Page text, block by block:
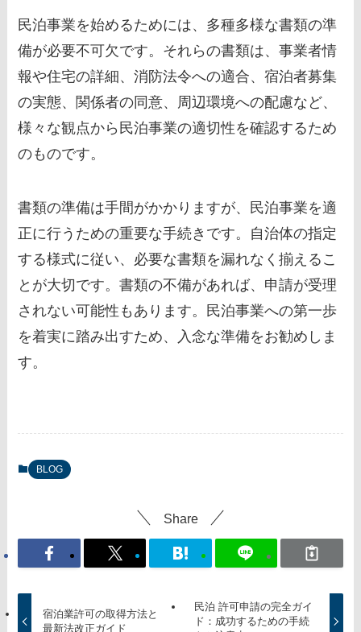
民泊事業を始めるためには、多種多様な書類の準
備が必要不可欠です。それらの書類は、事業者情
報や住宅の詳細、消防法令への適合、宿泊者募集
の実態、関係者の同意、周辺環境への配慮など、
様々な観点から民泊事業の適切性を確認するため
のものです。
書類の準備は手間がかかりますが、民泊事業を適
正に行うための重要な手続きです。自治体の指定
する様式に従い、必要な書類を漏れなく揃えるこ
とが大切です。書類の不備があれば、申請が受理
されない可能性もあります。民泊事業への第一歩
を着実に踏み出すため、入念な準備をお勧めしま
す。
BLOG
Share
宿泊業許可の取得方法と
最新法改正ガイド
民泊 許可申請の完全ガイ
ド：成功するための手続